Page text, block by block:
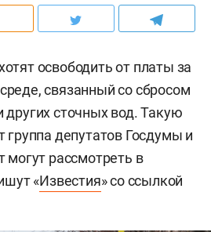
освободить от платы за
связанный со сбросом
других сточных вод. Такую
группа депутатов Госдумы и
могут рассмотреть в
«Известия» со ссылкой